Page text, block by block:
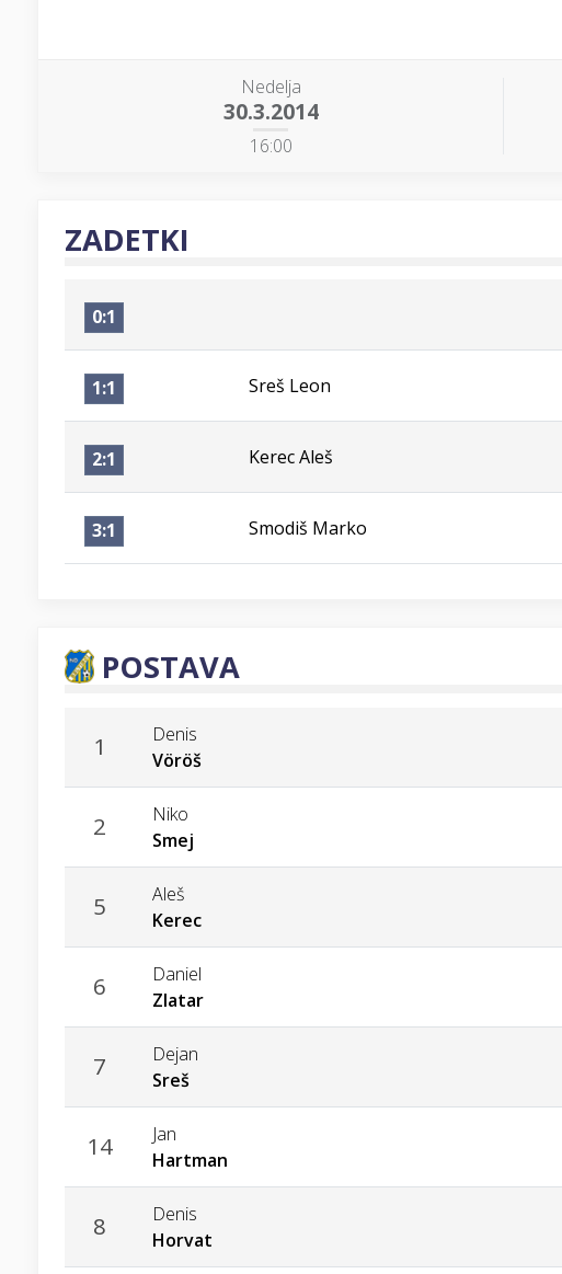
Nedelja
30.3.2014
16:00
ZADETKI
0:1
1:1 Sreš Leon
2:1 Kerec Aleš
3:1 Smodiš Marko
POSTAVA
1
Denis
Vöröš
2
Niko
Smej
5
Aleš
Kerec
6
Daniel
Zlatar
7
Dejan
Sreš
14
Jan
Hartman
8
Denis
Horvat